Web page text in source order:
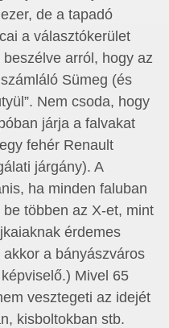
de a tapadó
a választókerület
arról, hogy az
Sümeg (és
Nem csoda, hogy
járja a falvakat
fehér Renault
járgány). A
ha minden faluban
többen az X-et, mint
érdemes
a bányászváros
Mivel 65
vesztegeti az idejét
kisboltokban stb.